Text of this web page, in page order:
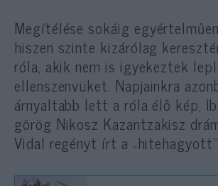
Megítélése sokáig
hiszen szinte kizárólag
róla, akik nem is igyekeztek
ellenszenvüket. Napjainkra
árnyaltabb lett a róla élő kép,
görög Nikosz Kazantzakisz
Vidal regényt írt a